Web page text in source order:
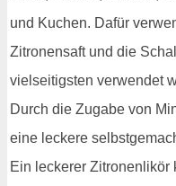
und Kuchen. Dafür
Zitronensaft und die
vielseitigsten verwendet
Durch die Zugabe von
eine leckere
Ein leckerer Zitronenlikör